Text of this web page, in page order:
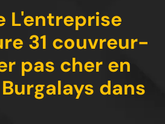
L'entreprise
31 couvreur-
pas cher en
dans